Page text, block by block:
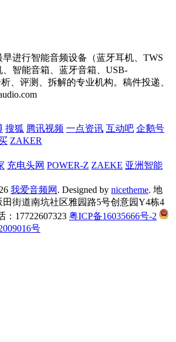
进行智能音频设备（蓝牙耳机、TWS
智能音箱、蓝牙音箱、USB-
、评测、拆解的专业机构。稿件投递、
搜狐 腾讯视频 一点资讯 互动吧 企鹅号
ZAKER
充电头网 POWER-Z ZAEKE 亚洲智能
我爱音频网 . Designed by nicetheme. 地
街道南坑社区雅园路5号创意园Y4栋4
：17722607323 粤ICP备16035666号-2
号